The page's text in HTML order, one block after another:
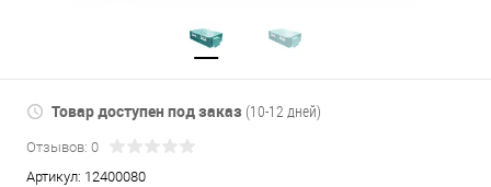
Товар доступен под заказ (10-12 дней)
Отзывов: 0
Артикул: 12400080